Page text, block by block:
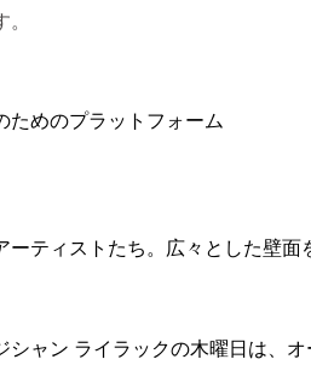
ためのプラットフォーム
ーティストたち。広々とした壁
シャン ライラックの木曜日は、